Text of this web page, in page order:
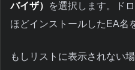
バイザ）
を選択します。ド
ほどインストールしたEA名
もしリストに表示されない